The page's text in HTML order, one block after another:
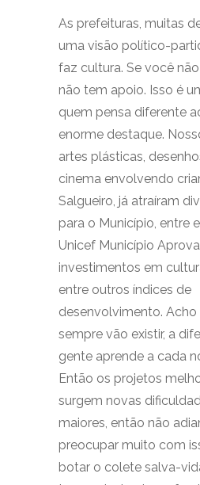
As prefeituras, muitas
uma visão político-
faz cultura. Se você
não tem apoio. Isso é
quem pensa diferente
enorme destaque.
artes plásticas,
cinema envolvendo
Salgueiro, já atraíram
para o Município, entre
Unicef Município
investimentos em
entre outros índices de
desenvolvimento.
sempre vão existir, a
gente aprende a cada
Então os projetos
surgem novas
maiores, então não
preocupar muito com
botar o colete salva-